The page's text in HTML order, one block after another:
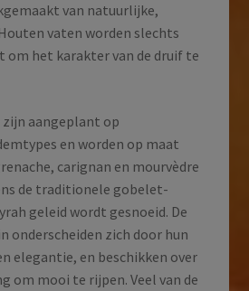
van natuurlijke,
vaten worden slechts
om het karakter van de druif te
aangeplant op
en worden op maat
carignan en mourvèdre
de traditionele gobelet-
geleid wordt gesnoeid. De
onderscheiden zich door hun
elegantie, en beschikken over
om mooi te rijpen. Veel van de